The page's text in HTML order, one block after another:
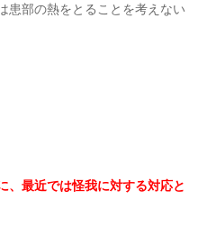
患部の熱をとることを考えない
、最近では怪我に対する対応と